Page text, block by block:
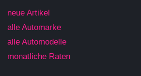
neue Artikel
alle Automarke
alle Automodelle
monatliche Raten